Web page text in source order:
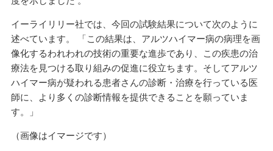
イーライリリー社では、今回の試験結果について次のように
述べています。 「この結果は、アルツハイマー病の病理を画
像化するわれわれの技術の重要な進歩であり、この疾患の治
療法を見つける取り組みの促進に役立ちます。そしてアルツ
ハイマー病が疑われる患者さんの診断・治療を行っている医
師に、より多くの診断情報を提供できることを願っていま
す。」
（画像はイマージです）